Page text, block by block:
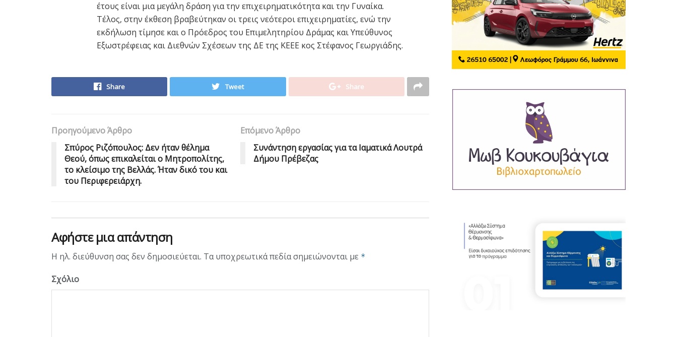
έτους είναι μια μεγάλη δράση για την επιχειρηματικότητα και την Γυναίκα.
Τέλος, στην έκθεση βραβεύτηκαν οι τρεις νεότεροι επιχειρηματίες, ενώ την
εκδήλωση τίμησε και ο Πρόεδρος του Επιμελητηρίου Δράμας και Υπεύθυνος
Εξωστρέφειας και Διεθνών Σχέσεων της ΔΕ της ΚΕΕΕ κος Στέφανος Γεωργιάδης.
Share Tweet Share
Προηγούμενο Άρθρο
Σπύρος Ριζόπουλος: Δεν ήταν θέλημα
Θεού, όπως επικαλείται ο Μητροπολίτης,
το κλείσιμο της Βελλάς. Ήταν δικό του και
του Περιφερειάρχη.
Επόμενο Άρθρο
Συνάντηση εργασίας για τα Ιαματικά Λουτρά
Δήμου Πρέβεζας
Αφήστε μια απάντηση
Η ηλ. διεύθυνση σας δεν δημοσιεύεται. Τα υποχρεωτικά πεδία σημειώνονται με *
Σχόλιο